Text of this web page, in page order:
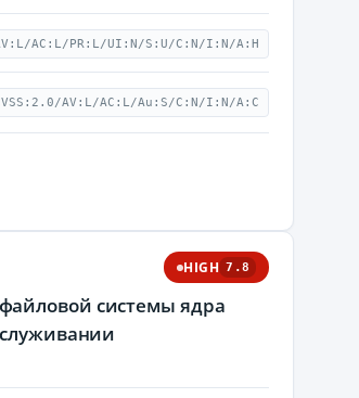
AC:L/PR:L/UI:N/S:U/C:N/I:N/A:H
AV:L/AC:L/Au:S/C:N/I:N/A:C
HIGH 7.8
системы ядра